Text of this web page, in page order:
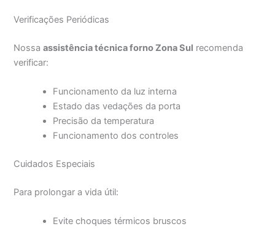
Verificações Periódicas
Nossaassistência técnica forno Zona Sul recomenda
verificar:
Funcionamento da luz interna
Estado das vedações da porta
Precisão da temperatura
Funcionamento dos controles
Cuidados Especiais
Para prolongar a vida útil:
Evite choques térmicos bruscos